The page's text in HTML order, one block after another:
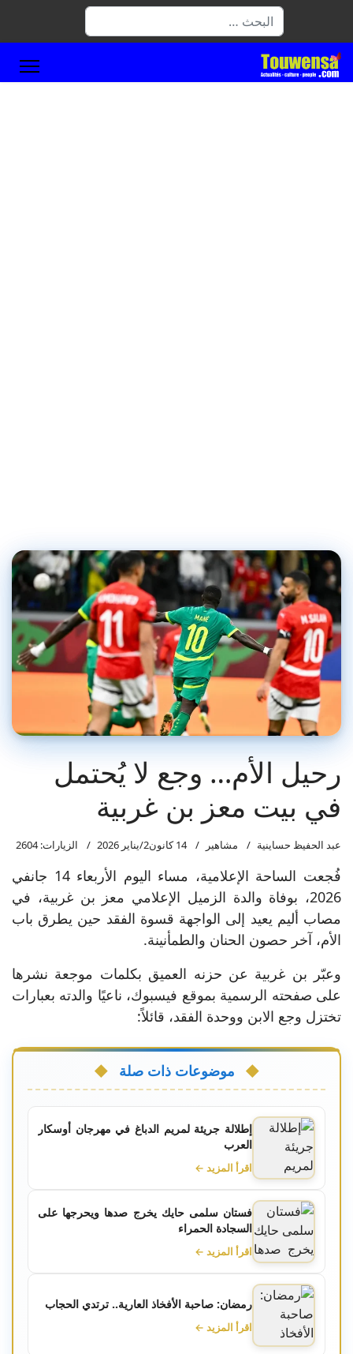
البحث
رحيل الأم… وجع لا يُحتمل
في بيت معز بن غربية
عبد الحفيظ حساينية مشاهير 14 كانون2/يناير 2026 الزيارات: 2604
فُجعت الساحة الإعلامية، مساء اليوم الأربعاء 14 جانفي
2026، بوفاة والدة الزميل الإعلامي معز بن غربية، في
مصاب أليم يعيد إلى الواجهة قسوة الفقد حين يطرق باب
الأم، آخر حصون الحنان والطمأنينة.
وعبّر بن غربية عن حزنه العميق بكلمات موجعة نشرها
على صفحته الرسمية بموقع فيسبوك، ناعيًا والدته بعبارات
تختزل وجع الابن ووحدة الفقد، قائلاً:
موضوعات ذات صلة
إطلالة جريئة لمريم الدباغ في مهرجان أوسكار
العرب
اقرأ المزيد ←
فستان سلمى حايك يخرج صدها ويحرجها على
السجادة الحمراء
اقرأ المزيد ←
رمضان: صاحبة الأفخاذ العارية.. ترتدي الحجاب
اقرأ المزيد ←